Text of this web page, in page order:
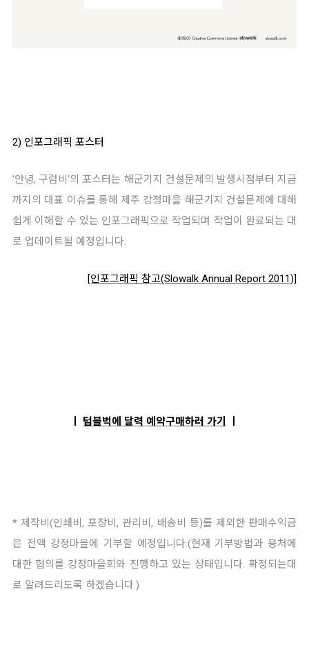
2) 인포그래픽 포스터
'안녕, 구럼비'의 포스터는 해군기지 건설문제의 발생시점부터 지금
까지의 대표 이슈를 통해 제주 강정마을 해군기지 건설문제에 대해
쉽게 이해할 수 있는 인포그래픽으로 작업되며 작업이 완료되는 대
로 업데이트될 예정입니다.
[인포그래픽 참고(Slowalk Annual Report 2011)]
텀블벅에 달력 예약구매하러 가기
* 제작비(인쇄비, 포장비, 관리비, 배송비 등)를 제외한 판매수익금
은 전액 강정마을에 기부할 예정입니다.(현재 기부방법과 용처에
대한 협의를 강정마을회와 진행하고 있는 상태입니다. 확정되는대
로 알려드리도록 하겠습니다.)